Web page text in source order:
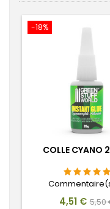
-18%
COLLE CYANO
Prix
4,51 € Prix
5,50